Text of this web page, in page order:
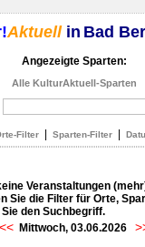
Aktuellin Bad
Angezeigte Sparten:
Alle KulturAktuell-Sparten
Filter Sparten-Filter
Veranstaltungen
Sie die Filter für Orte,
den Suchbegriff.
<< Mittwoch, 03.06.2026